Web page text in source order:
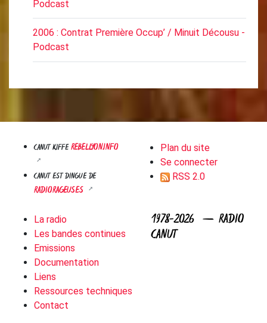
Podcast
2006 : Contrat Première Occup’ / Minuit Décousu -
Podcast
CANUT KIFFEREBELLYON.INFO
CANUT EST DINGUE DE
RADIORAGEUSES
Plan du site
Se connecter
RSS 2.0
La radio
Les bandes continues
Emissions
Documentation
Liens
Ressources techniques
Contact
1978-2026 — RADIO
CANUT